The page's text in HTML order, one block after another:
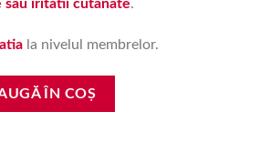
sau iritatii cutanate.
la nivelul membrelor.
ml.
ÎN COȘ